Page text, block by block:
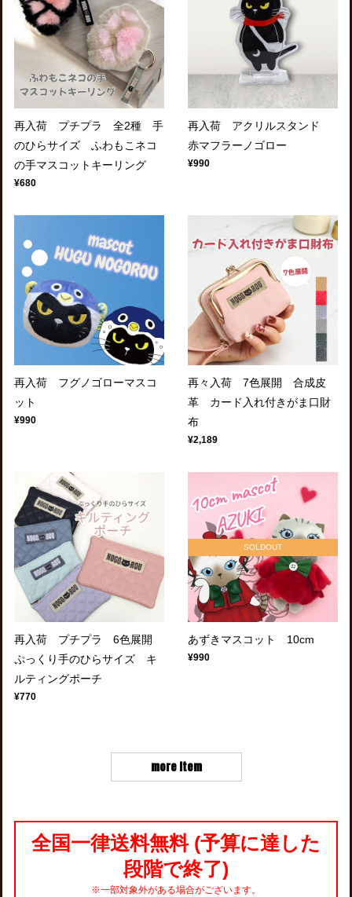
再入荷 プチプラ 全2種 手
のひらサイズ ふわもこネコ
の手マスコットキーリング
¥680
再入荷 アクリルスタンド
赤マフラーノゴロー
¥990
再入荷 フグノゴローマスコ
ット
¥990
再々入荷 7色展開 合成皮
革 カード入れ付きがま口財
布
¥2,189
再入荷 プチプラ 6色展開
ぷっくり手のひらサイズ キ
ルティングポーチ
¥770
SOLDOUT
あずきマスコット 10cm
¥990
more item
全国一律送料無料 (予算に達した
段階で終了)
※一部対象外がある場合がございます。